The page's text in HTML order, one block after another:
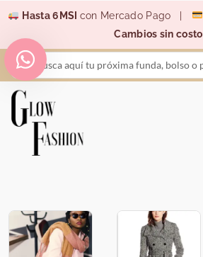
contenido
Hasta 6MSI con Mercado Pago |
Cambios sin costo
Search
...